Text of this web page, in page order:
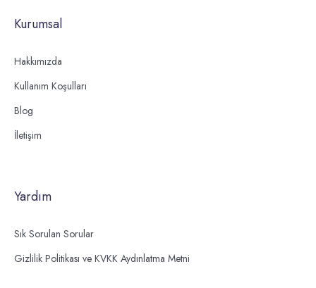
Kurumsal
Hakkımızda
Kullanım Koşulları
Blog
İletişim
Yardım
Sık Sorulan Sorular
Gizlilik Politikası ve KVKK Aydınlatma Metni